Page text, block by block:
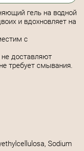
гель на водной
и вдохновляет на
с
доставляют
требует смывания.
Sodium